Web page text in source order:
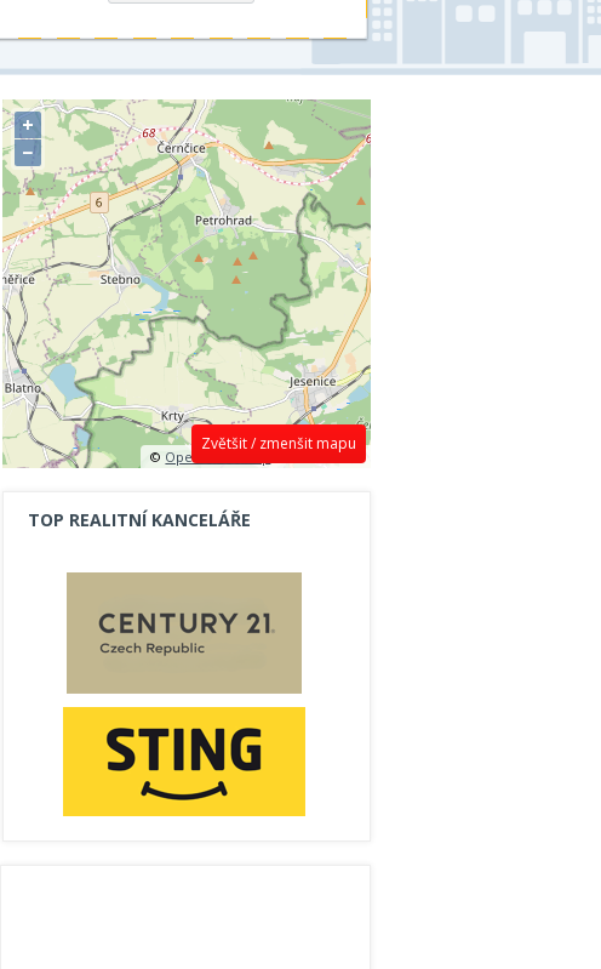
Zvětšit / zmenšit mapu
+
−
© OpenStreetMap contributors.
TOP REALITNÍ KANCELÁŘE